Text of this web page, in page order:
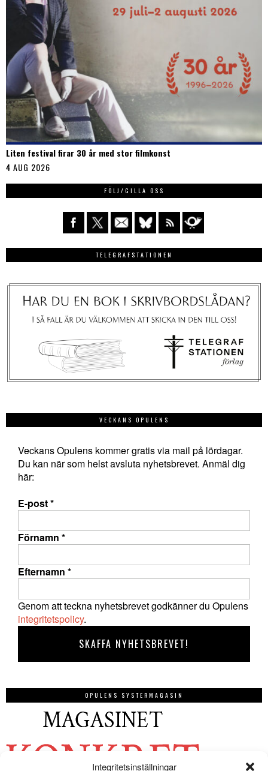
Integritetsinställningar
Liten festival firar 30 år med stor filmkonst
4 AUG 2026
FÖLJ/GILLA OSS
TELEGRAFSTATIONEN
VECKANS OPULENS
Veckans Opulens kommer gratis via mail på lördagar.
Du kan när som helst avsluta nyhetsbrevet. Anmäl dig
här:
E-post*
Förnamn *
Efternamn *
Genom att teckna nyhetsbrevet godkänner du Opulens
integritetspolicy.
OPULENS SYSTERMAGASIN